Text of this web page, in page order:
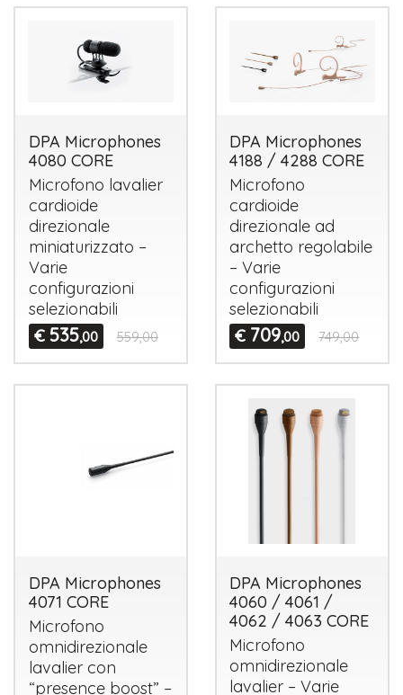
DPA Microphones
4080 CORE
Microfono lavalier
cardioide
direzionale
miniaturizzato –
Varie
configurazioni
selezionabili
€ 535,00 559,00
DPA Microphones
4188 / 4288 CORE
Microfono
cardioide
direzionale ad
archetto regolabile
– Varie
configurazioni
selezionabili
€ 709,00 749,00
DPA Microphones
4071 CORE
Microfono
omnidirezionale
lavalier con
“presence boost” –
DPA Microphones
4060 / 4061 /
4062 / 4063 CORE
Microfono
omnidirezionale
lavalier – Varie